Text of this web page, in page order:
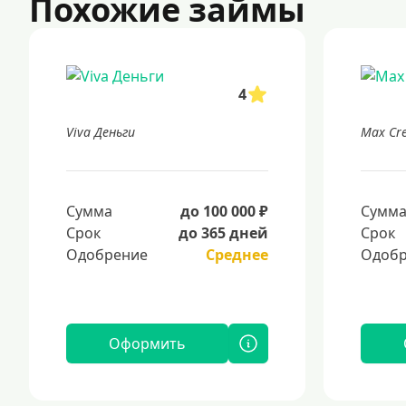
Похожие займы
4
Viva Деньги
Сумма
до 100 000 ₽
Срок
до 365 дней
Одобрение
Среднее
Оформить
Max
Сумма
Срок